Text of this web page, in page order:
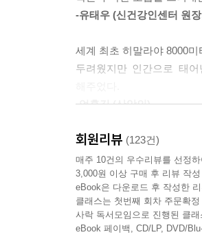
물도 사랑을 느끼고 고마움
파동에 대한 연구를 해온
5년간의 연구 끝에 물 결정
‘멍청한 놈’ ‘바보’ ‘짜
명령이 그만큼 나쁘다는
아예 관심을 두지 않은
나타내주었다.
물은 음악 소리에도 반응
들려주자 만다라 형상이
-유태우 (신건강인센터 원
세계 최초 히말라야 8000
두려웠지만 인간으로 태
-엄홍길 (산악인)
사랑과 감사의 말을 들은
이 책을 읽고 나면 내 주위
-김주하 (MBC 뉴스 앵커)
회원리뷰 (123건)
매주 10건의 우수리뷰를 선정
3,000원 이상 구매 후 리뷰 작성
eBook은 다운로드 후 작성한
클래스는 첫번째 회차 주문확
사락 독서모임으로 진행된 클
eBook 페이백, CD/LP, DVD/